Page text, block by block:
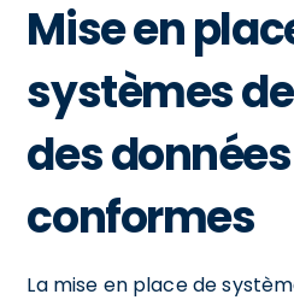
Mise en
systèmes
des données
conformes
La mise en place de